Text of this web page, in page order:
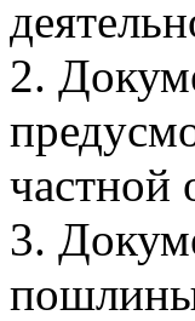
2.
частной
3.
пошлины